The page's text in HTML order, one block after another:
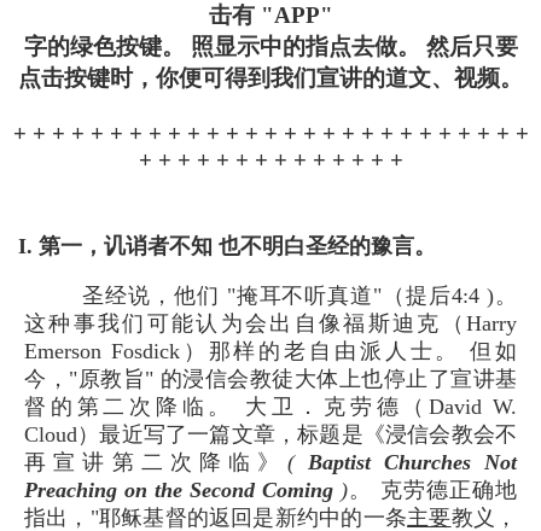
击有 "APP"
字的绿色按键。 照显示中的指点去做。 然后只要
点击按键时，你便可得到我们宣讲的道文、视频。
+ + + + + + + + + + + + + + + + + + + + + + + + + + +
+ + + + + + + + + + + + + +
I. 第一，讥诮者不知 也不明白圣经的豫言。
圣经说，他们 "掩耳不听真道"（提后4:4 )。
这种事我们可能认为会出自像福斯迪克（Harry
Emerson Fosdick）那样的老自由派人士。 但如
今，"原教旨" 的浸信会教徒大体上也停止了宣讲基
督的第二次降临。 大卫．克劳德（David W.
Cloud）最近写了一篇文章，标题是《浸信会教会不
再宣讲第二次降临》 (
Baptist Churches Not
Preaching on the Second Coming )。 克劳德正确地
指出，"耶稣基督的返回是新约中的一条主要教义，